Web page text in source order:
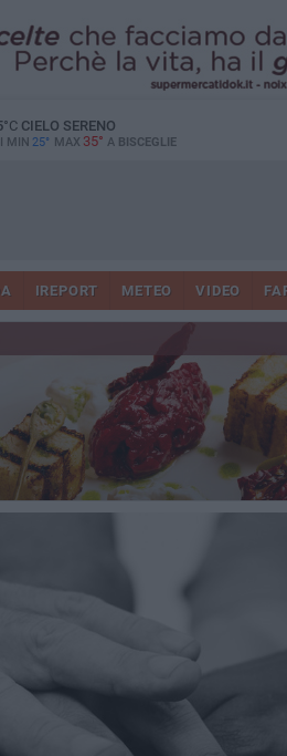
°CCIELO SERENO
MIN 25° MAX 35° A BISCEGLIE
IREPORT METEO VIDEO